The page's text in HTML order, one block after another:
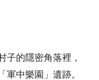
子的隱密角落裡，
軍中樂園」遺跡。